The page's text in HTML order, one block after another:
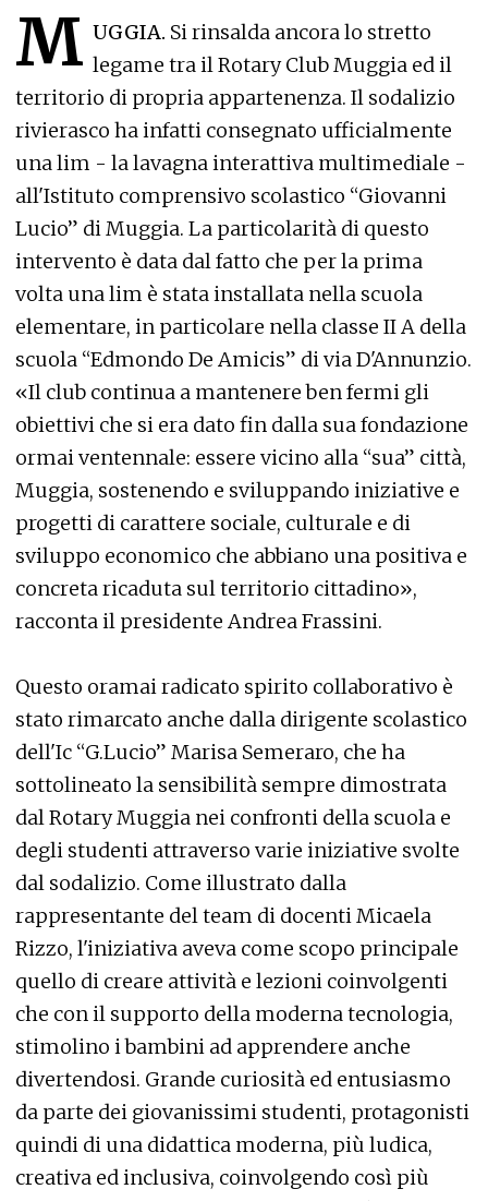
M UGGIA. Si rinsalda ancora lo stretto
legame tra il Rotary Club Muggia ed il
territorio di propria appartenenza. Il sodalizio
rivierasco ha infatti consegnato ufficialmente
una lim - la lavagna interattiva multimediale -
all'Istituto comprensivo scolastico “Giovanni
Lucio” di Muggia. La particolarità di questo
intervento è data dal fatto che per la prima
volta una lim è stata installata nella scuola
elementare, in particolare nella classe II A della
scuola “Edmondo De Amicis” di via D'Annunzio.
«Il club continua a mantenere ben fermi gli
obiettivi che si era dato fin dalla sua fondazione
ormai ventennale: essere vicino alla “sua” città,
Muggia, sostenendo e sviluppando iniziative e
progetti di carattere sociale, culturale e di
sviluppo economico che abbiano una positiva e
concreta ricaduta sul territorio cittadino»,
racconta il presidente Andrea Frassini.
Questo oramai radicato spirito collaborativo è
stato rimarcato anche dalla dirigente scolastico
dell'Ic “G.Lucio” Marisa Semeraro, che ha
sottolineato la sensibilità sempre dimostrata
dal Rotary Muggia nei confronti della scuola e
degli studenti attraverso varie iniziative svolte
dal sodalizio. Come illustrato dalla
rappresentante del team di docenti Micaela
Rizzo, l'iniziativa aveva come scopo principale
quello di creare attività e lezioni coinvolgenti
che con il supporto della moderna tecnologia,
stimolino i bambini ad apprendere anche
divertendosi. Grande curiosità ed entusiasmo
da parte dei giovanissimi studenti, protagonisti
quindi di una didattica moderna, più ludica,
creativa ed inclusiva, coinvolgendo così più